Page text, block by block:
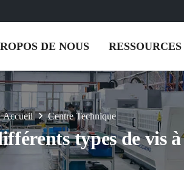
DE NOUS RESSOURCES
Accueil Centre Technique
types de vis